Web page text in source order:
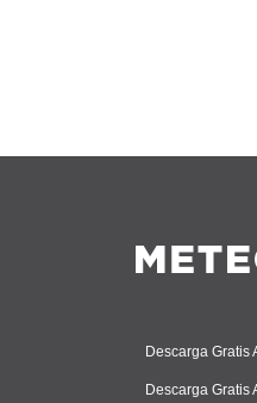
Descarga Gratis
Descarga Gratis